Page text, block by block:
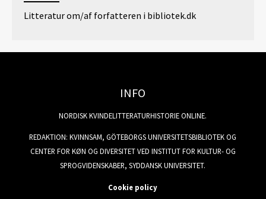
Litteratur om/af forfatteren i bibliotek.dk
INFO
NORDISK KVINDELITTERATURHISTORIE ONLINE.
REDAKTION: KVINNSAM, GÖTEBORGS UNIVERSITETSBIBLIOTEK OG
CENTER FOR KØN OG DIVERSITET VED INSTITUT FOR KULTUR- OG
SPROGVIDENSKABER, SYDDANSK UNIVERSITET.
Cookie policy